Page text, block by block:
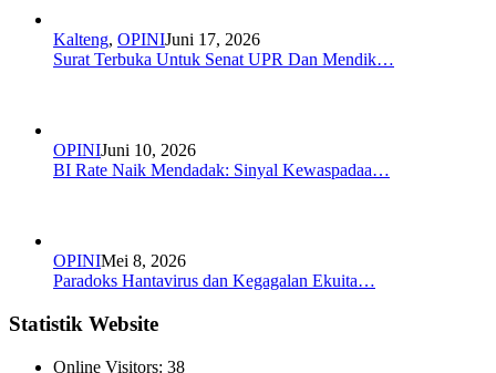
Kalteng, OPINIJuni 17, 2026
Surat Terbuka Untuk Senat UPR Dan Mendik…
OPINIJuni 10, 2026
BI Rate Naik Mendadak: Sinyal Kewaspadaa…
OPINIMei 8, 2026
Paradoks Hantavirus dan Kegagalan Ekuita…
Statistik Website
Online Visitors: 38